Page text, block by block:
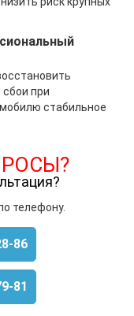
сбои при
стабильное
телефону.
86
81